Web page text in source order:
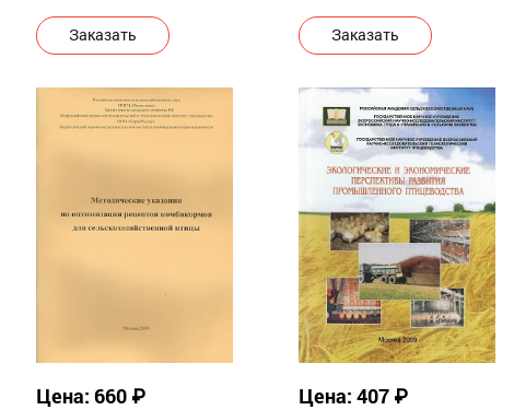
Заказать Заказать
Цена: 660 ₽ Цена: 407 ₽